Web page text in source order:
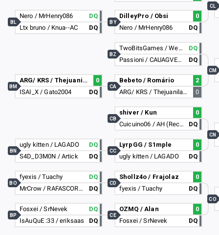
Nero / MrHenry086
DQ
Ltx bruno / Knua--AC
DQ
BL
ARG/ KRS / Thejuanilanus
0
ISAI_X / Gato2004
DQ
BM
ugly kitten / LAGADO
DQ
S4D_D3M0N / Artick
DQ
BN
fyexis / Tuachy
DQ
MrCrow / RAFASCORPION
DQ
BO
Fosxei / SrNevek
DQ
IsAuQuE :33 / eriksaas
DQ
BP
DilleyPro / Obsi
0
Nero / MrHenry086
DQ
BY
TwoBitsGames / Wendellzin
DQ
Passioni / CAUAGVETER
DQ
BZ
Bebeto / Romário
2
ARG/ KRS / Thejuanilanus
0
CA
shiver / Kun
0
Cuicuino06 / AH (Reclutando)
DQ
CB
LyrpGG / S1mple
0
ugly kitten / LAGADO
DQ
CC
Shollz4o / Frajolaz
0
fyexis / Tuachy
DQ
CD
OZMQ / Alan
0
Fosxei / SrNevek
DQ
CE
CL
CM
CN
CO